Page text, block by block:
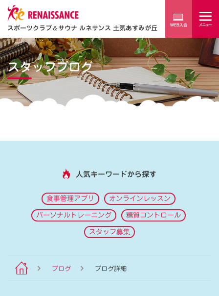
スポーツクラブ＆サウナ ルネサンス 土気あすみが丘
スタッフブログ
人気キーワードから探す
食事管理アプリ オンラインレッスン
パーソナルトレーニング 糖質コントロール
スタッフ募集
ブログ ブログ詳細